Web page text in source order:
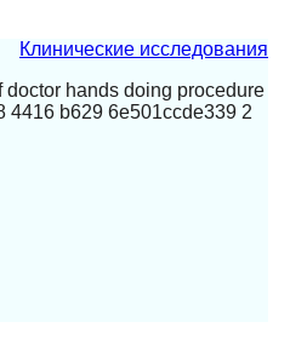
Клинические исследования